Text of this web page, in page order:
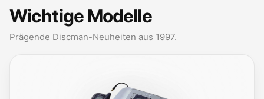
Wichtige Modelle
Prägende Discman-Neuheiten aus 1997.